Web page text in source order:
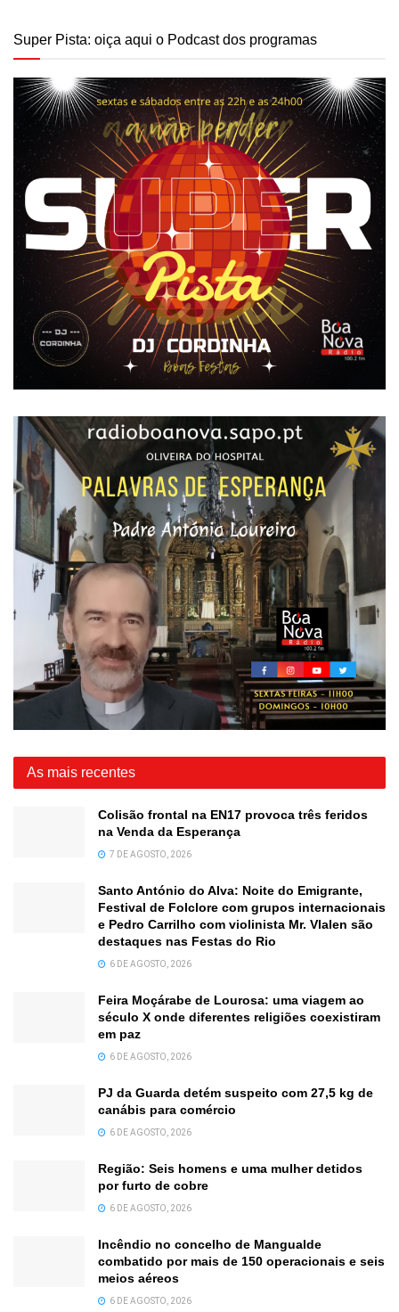
Super Pista: oiça aqui o Podcast dos programas
As mais recentes
Colisão frontal na EN17 provoca três feridos
na Venda da Esperança
7 DE AGOSTO, 2026
Santo António do Alva: Noite do Emigrante,
Festival de Folclore com grupos internacionais
e Pedro Carrilho com violinista Mr. Vlalen são
destaques nas Festas do Rio
6 DE AGOSTO, 2026
Feira Moçárabe de Lourosa: uma viagem ao
século X onde diferentes religiões coexistiram
em paz
6 DE AGOSTO, 2026
PJ da Guarda detém suspeito com 27,5 kg de
canábis para comércio
6 DE AGOSTO, 2026
Região: Seis homens e uma mulher detidos
por furto de cobre
6 DE AGOSTO, 2026
Incêndio no concelho de Mangualde
combatido por mais de 150 operacionais e seis
meios aéreos
6 DE AGOSTO, 2026